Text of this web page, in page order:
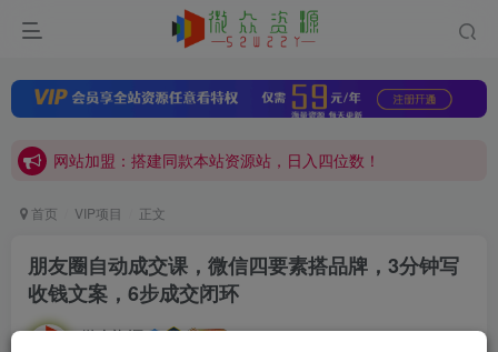
网站加盟：搭建同款本站资源站，日入四位数！
开通会员，无限下载各大机构内部资源，一站式草根创业基地，最新最强网赚教程大全，小投入，大回报！
网站加盟：搭建同款本站资源站，日入四位数！
首页 VIP项目 正文
朋友圈自动成交课，微信四要素搭品牌，3分钟写
收钱文案，6步成交闭环
微众资源